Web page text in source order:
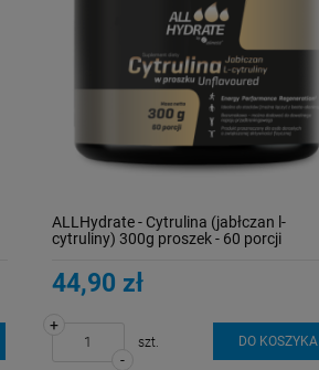
ALLHydrate - Cytrulina (jabłczan l-
cytruliny) 300g proszek - 60 porcji
44,90 zł
-
+
szt. DO KOSZYKA